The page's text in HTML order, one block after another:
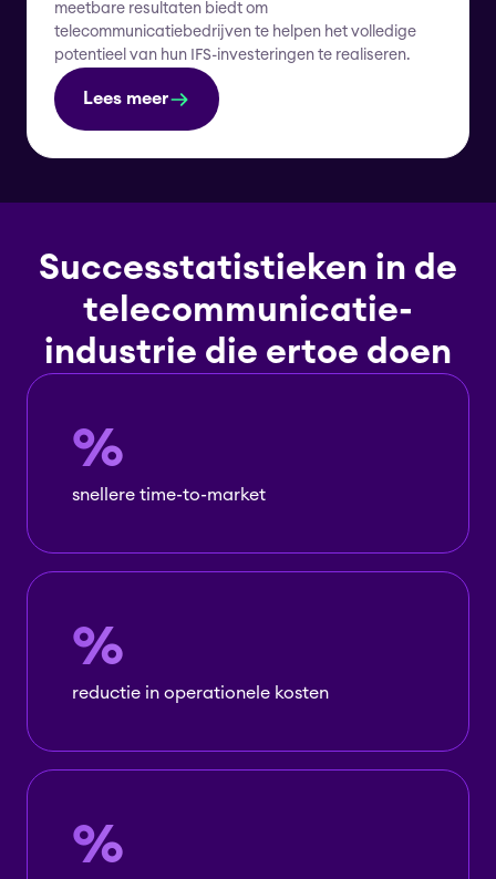
meetbare resultaten biedt om
telecommunicatiebedrijven te helpen het volledige
potentieel van hun IFS-investeringen te realiseren.
Lees meer
Successtatistieken in de
telecommunicatie-
industrie die ertoe doen
%
snellere time-to-market
%
reductie in operationele kosten
%